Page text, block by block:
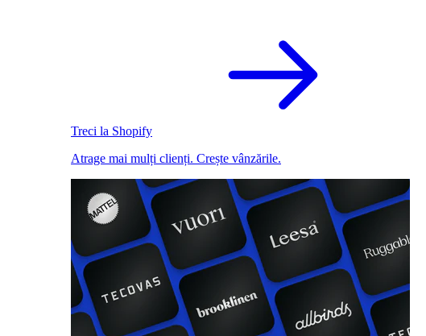
Treci la Shopify
Atrage mai mulți clienți. Crește vânzările.